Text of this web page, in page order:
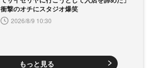
衝撃のオチにスタジオ爆笑
2026/8/9 10:30
もっと見る